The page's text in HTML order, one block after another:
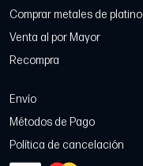
Comprar metales de platino
Venta al por Mayor
Recompra
Envío
Métodos de Pago
Política de cancelación